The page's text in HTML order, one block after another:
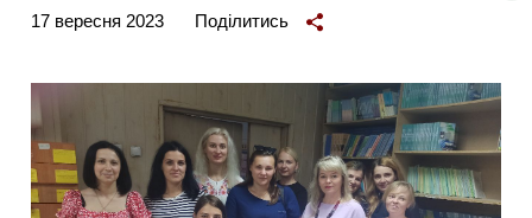
17 вересня 2023 Поділитись